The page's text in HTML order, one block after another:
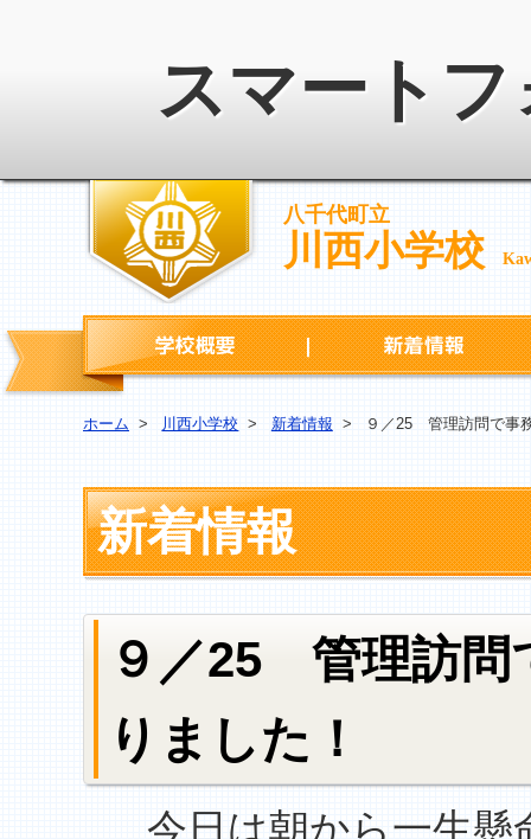
スマート
八千代町立
川西小学校
学校概要
ホーム > 川西小学校 > 新着情報 > ９／25 管理訪問で事
新着情報
９／25 管理訪問
りました！
今日は朝から一生懸